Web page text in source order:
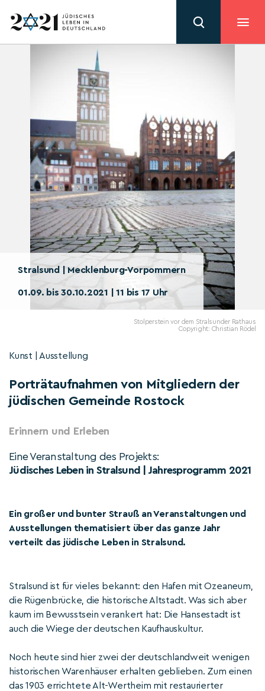
Stralsund | Mecklenburg-Vorpommern
01.09. bis 30.10.2021 | 11 bis 17 Uhr
Stolperstein vor dem Stralsunder Rathaus
Copyright: Christian Rödel
Kunst | Ausstellung
Porträtaufnahmen von Mitgliedern der
jüdischen Gemeinde Rostock
Erinnern und Erleben
Eine Veranstaltung des Projekts:
Jüdisches Leben in Stralsund | Jahresprogramm 2021
Ein großer und bunter Strauß an Veranstaltungen und
Ausstellungen thematisiert über das ganze Jahr
verteilt das jüdische Leben in Stralsund.
Stralsund ist für vieles bekannt: den Hafen mit Ozeaneum,
die Rügenbrücke, die historische Altstadt. Was sich aber
kaum im Bewusstsein verankert hat: Die Hansestadt ist
auch die Wiege der deutschen Kaufhauskultur.
Noch heute sind hier zwei der deutschlandweit wenigen
historischen Warenhäuser erhalten geblieben. Zum einen
das 1903 errichtete Alt-Wertheim mit restaurierter